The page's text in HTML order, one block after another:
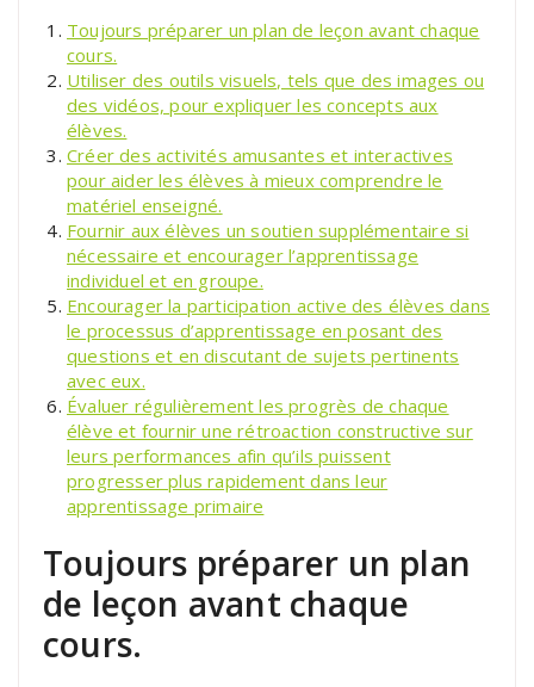
Toujours préparer un plan de leçon avant chaque
cours.
Utiliser des outils visuels, tels que des images ou
des vidéos, pour expliquer les concepts aux
élèves.
Créer des activités amusantes et interactives
pour aider les élèves à mieux comprendre le
matériel enseigné.
Fournir aux élèves un soutien supplémentaire si
nécessaire et encourager l’apprentissage
individuel et en groupe.
Encourager la participation active des élèves dans
le processus d’apprentissage en posant des
questions et en discutant de sujets pertinents
avec eux.
Évaluer régulièrement les progrès de chaque
élève et fournir une rétroaction constructive sur
leurs performances afin qu’ils puissent
progresser plus rapidement dans leur
apprentissage primaire
Toujours préparer un plan
de leçon avant chaque
cours.